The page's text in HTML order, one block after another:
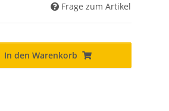
Frage zum Artikel
In den Warenkorb